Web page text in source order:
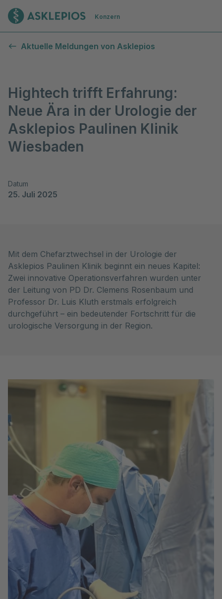
Zur Startseite
Konzern
Aktuelle Meldungen von Asklepios
Hightech trifft Erfahrung:
Neue Ära in der Urologie der
Asklepios Paulinen Klinik
Wiesbaden
Datum
25. Juli 2025
Mit dem Chefarztwechsel in der Urologie der
Asklepios Paulinen Klinik beginnt ein neues Kapitel:
Zwei innovative Operationsverfahren wurden unter
der Leitung von PD Dr. Clemens Rosenbaum und
Professor Dr. Luis Kluth erstmals erfolgreich
durchgeführt – ein bedeutender Fortschritt für die
urologische Versorgung in der Region.